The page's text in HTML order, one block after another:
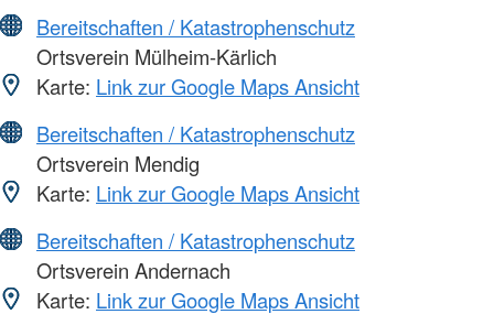
Bereitschaften / Katastrophenschutz
Ortsverein Mülheim-Kärlich
Karte: Link zur Google Maps Ansicht
Bereitschaften / Katastrophenschutz
Ortsverein Mendig
Karte: Link zur Google Maps Ansicht
Bereitschaften / Katastrophenschutz
Ortsverein Andernach
Karte: Link zur Google Maps Ansicht